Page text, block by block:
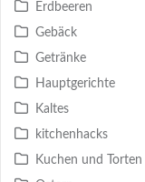
Erdbeeren
Gebäck
Getränke
Hauptgerichte
Kaltes
kitchenhacks
Kuchen und Torten